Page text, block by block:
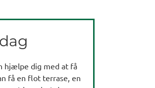
hjælpe dig med at få
få en flot terrase, en